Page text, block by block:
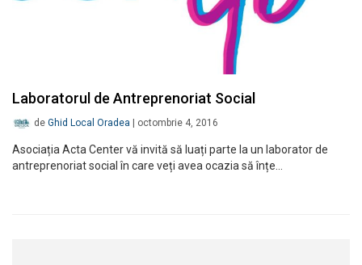
Laboratorul de Antreprenoriat Social
de Ghid Local Oradea octombrie 4, 2016
Asociația Acta Center vă invită să luați parte la un laborator de
antreprenoriat social în care veți avea ocazia să înțe…